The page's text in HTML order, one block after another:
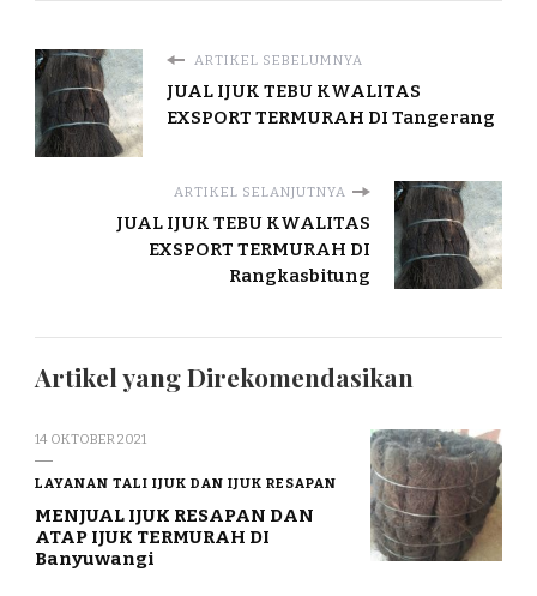
ARTIKEL SEBELUMNYA
JUAL IJUK TEBU KWALITAS
EXSPORT TERMURAH DI Tangerang
ARTIKEL SELANJUTNYA
JUAL IJUK TEBU KWALITAS
EXSPORT TERMURAH DI
Rangkasbitung
Artikel yang Direkomendasikan
14 OKTOBER 2021
LAYANAN TALI IJUK DAN IJUK RESAPAN
MENJUAL IJUK RESAPAN DAN
ATAP IJUK TERMURAH DI
Banyuwangi